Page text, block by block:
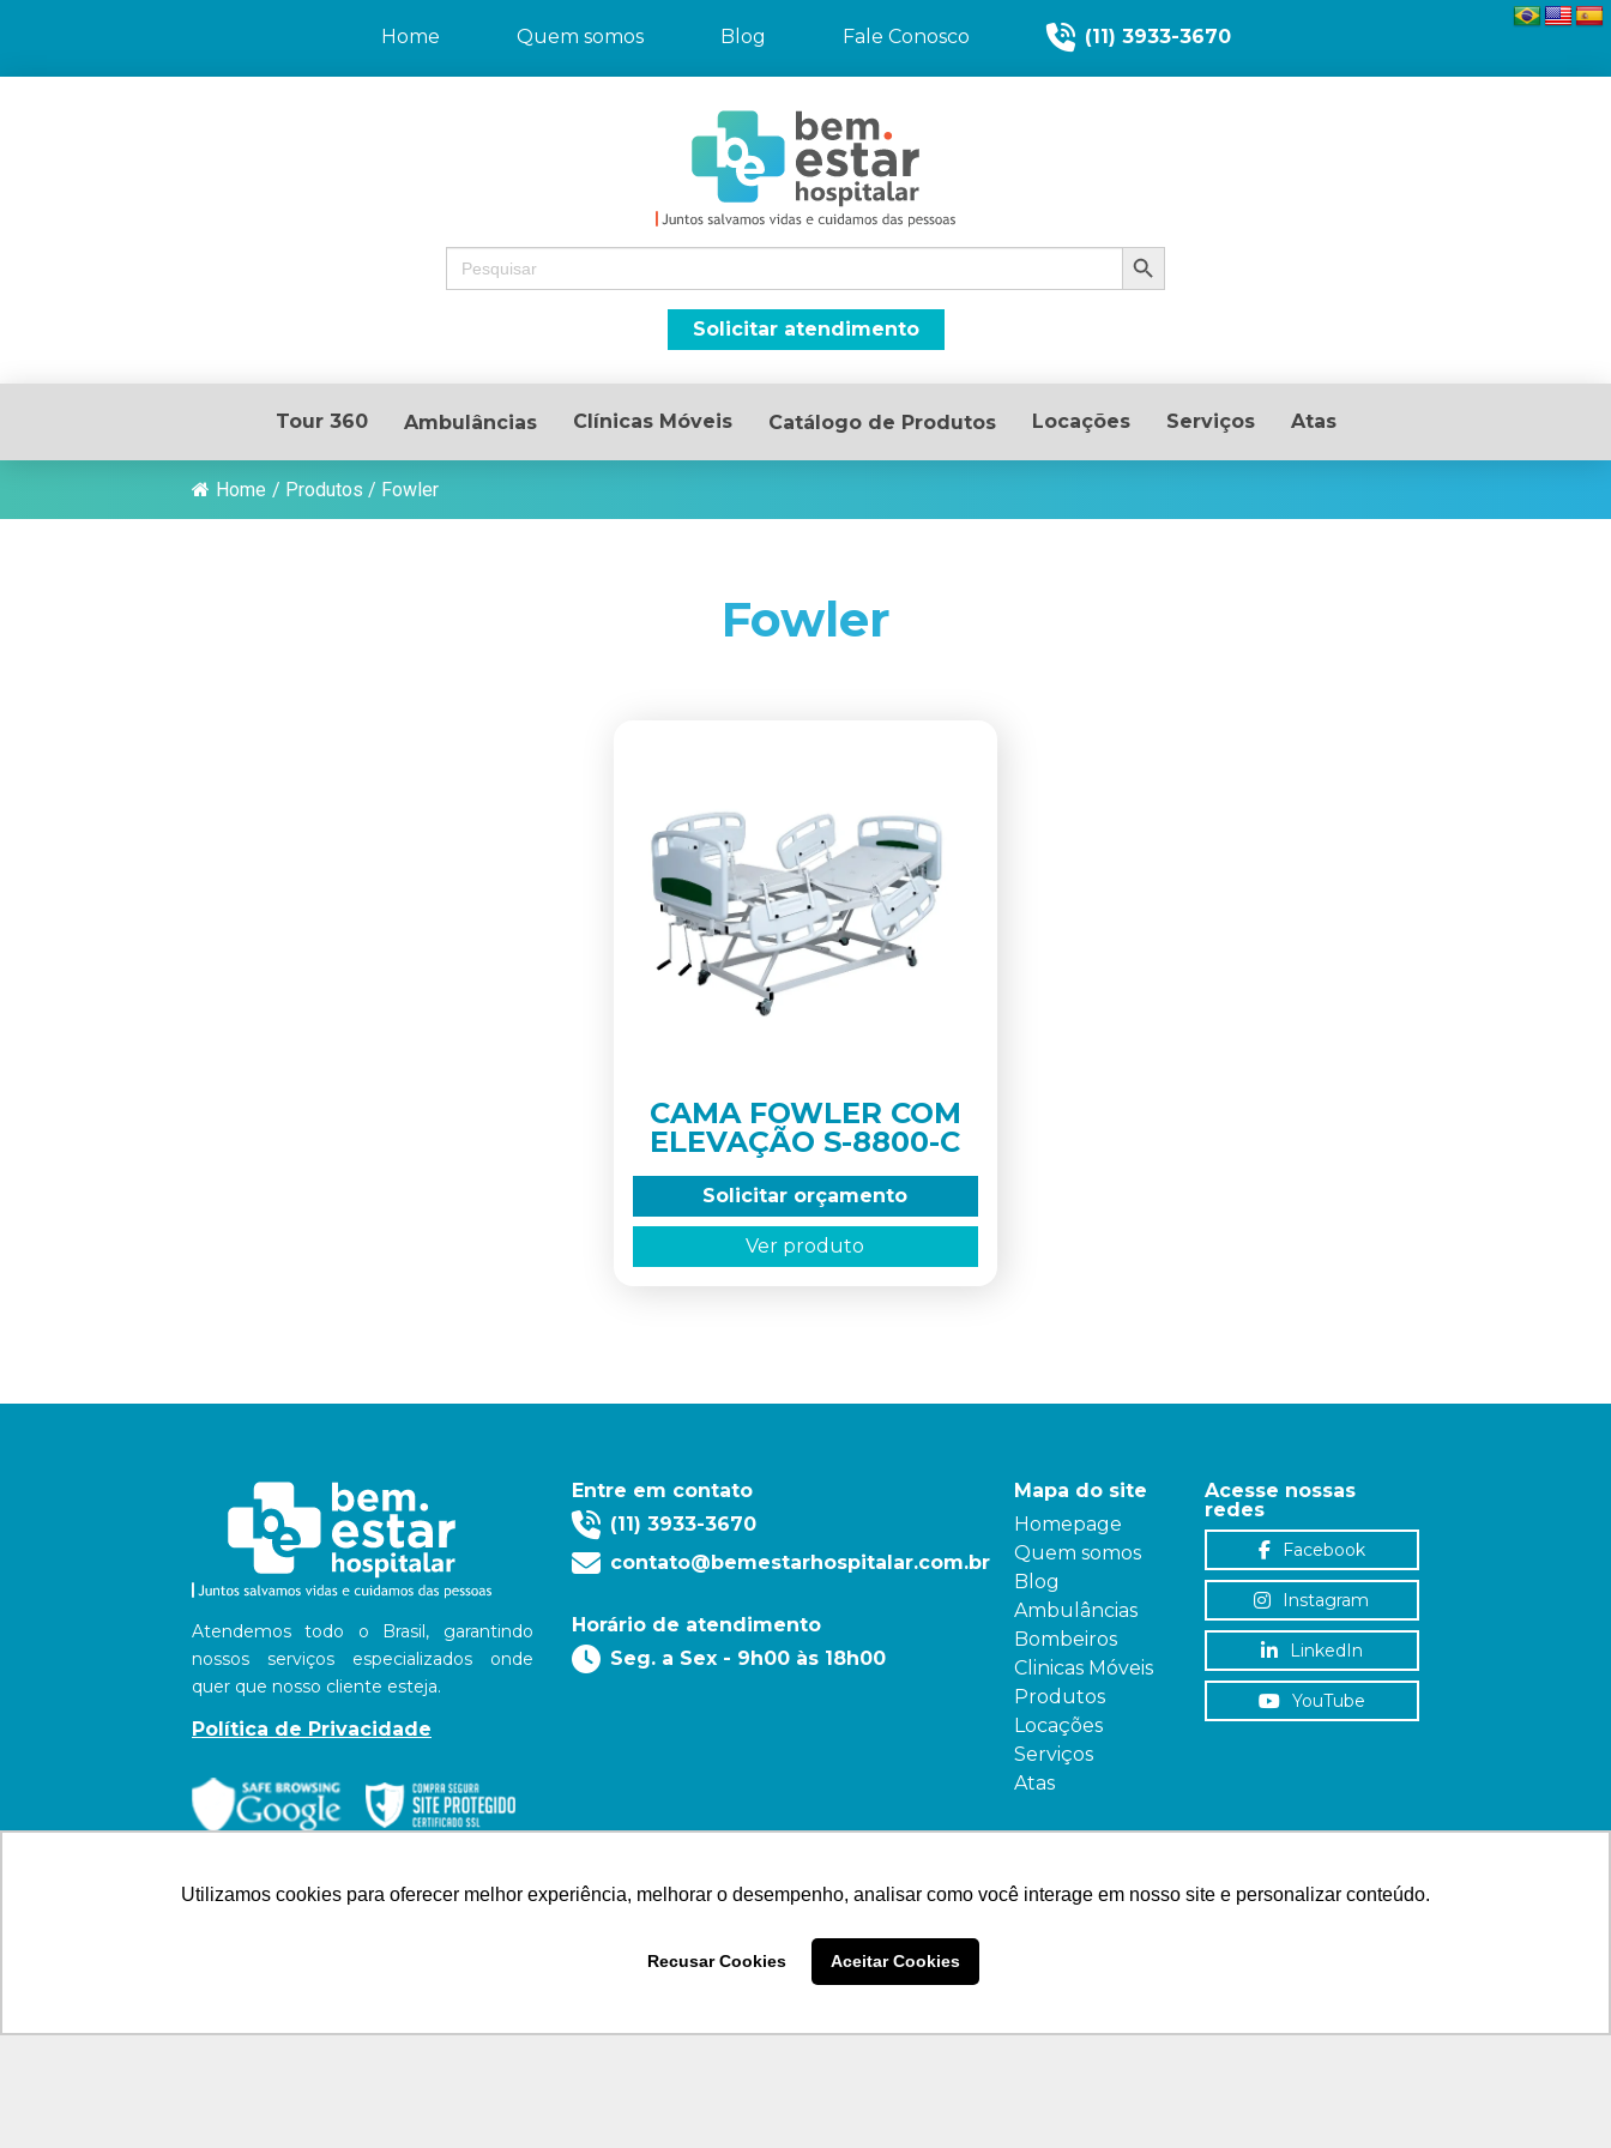
Utilizamos cookies para oferecer melhor experiência, melhorar o desempenho, analisar como você interage em nosso site e personalizar conteúdo.
Recusar Cookies Aceitar Cookies
Home Quem somos Blog Fale Conosco (11) 3933-3670
Search
for:
Search Button
Solicitar atendimento
Tour 360 Ambulâncias Clínicas Móveis Catálogo de Produtos Locações Serviços Atas
Home / Produtos / Fowler
Fowler
CAMA FOWLER COM
ELEVAÇÃO S-8800-C
Solicitar orçamento
Ver produto
Atendemos todo o Brasil, garantindo
nossos serviços especializados onde
quer que nosso cliente esteja.
Política de Privacidade
Entre em contato
(11) 3933-3670
contato@bemestarhospitalar.com.br
Horário de atendimento
Seg. a Sex - 9h00 às 18h00
Mapa do site
Homepage
Quem somos
Blog
Ambulâncias
Bombeiros
Clinicas Móveis
Produtos
Locações
Serviços
Atas
Acesse nossas
redes
Facebook
Instagram
LinkedIn
YouTube